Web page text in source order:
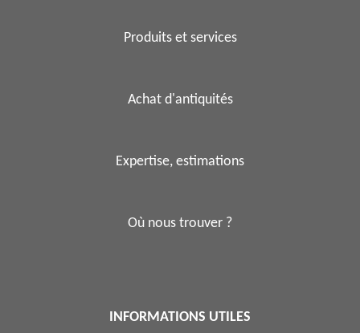
Produits et services
Achat d'antiquités
Expertise, estimations
Où nous trouver ?
INFORMATIONS UTILES